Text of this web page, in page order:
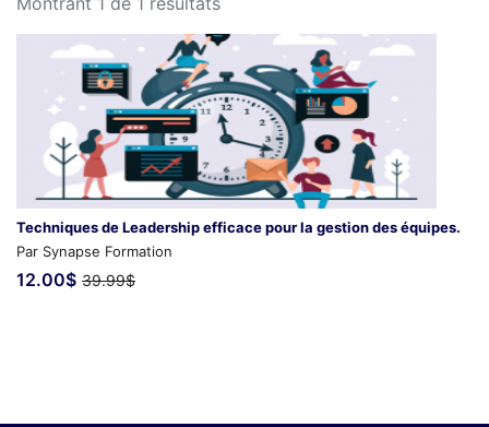
Techniques de Leadership efficace pour la gestion des équipes.
Par Synapse Formation
12.00$ 39.99$